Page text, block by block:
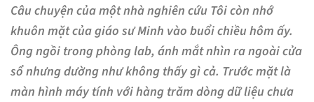
Câu chuyện của một nhà nghiên cứu Tôi còn nhớ
khuôn mặt của giáo sư Minh vào buổi chiều hôm ấy.
Ông ngồi trong phòng lab, ánh mắt nhìn ra ngoài cửa
sổ nhưng dường như không thấy gì cả. Trước mặt là
màn hình máy tính với hàng trăm dòng dữ liệu chưa